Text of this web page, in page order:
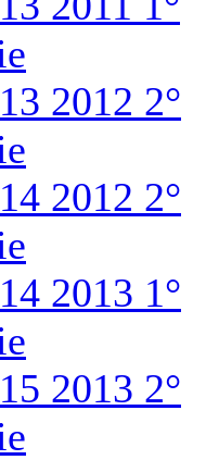
2012 2°
2012 2°
2013 1°
2013 2°